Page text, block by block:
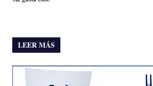
LEER MÁS